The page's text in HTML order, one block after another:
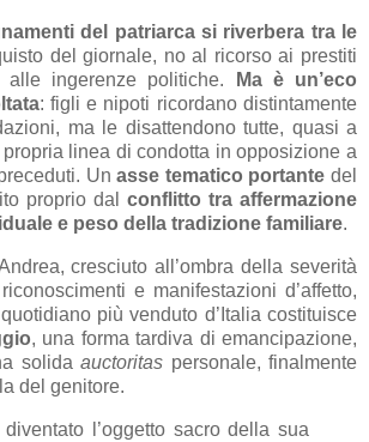
del patriarca si riverbera tra le
del giornale, no al ricorso ai prestiti
ingerenze politiche.
Ma è un’eco
: figli e nipoti ricordano distintamente
ma le disattendono tutte, quasi a
linea di condotta in opposizione a
Unasse tematico portante del
proprio dal conflitto tra affermazione
e peso della tradizione familiare.
cresciuto all’ombra della severità
e manifestazioni d’affetto,
più venduto d’Italia costituisce
, una forma tardiva di emancipazione,
solidaauctoritas personale, finalmente
del genitore.
l’oggetto sacro della sua